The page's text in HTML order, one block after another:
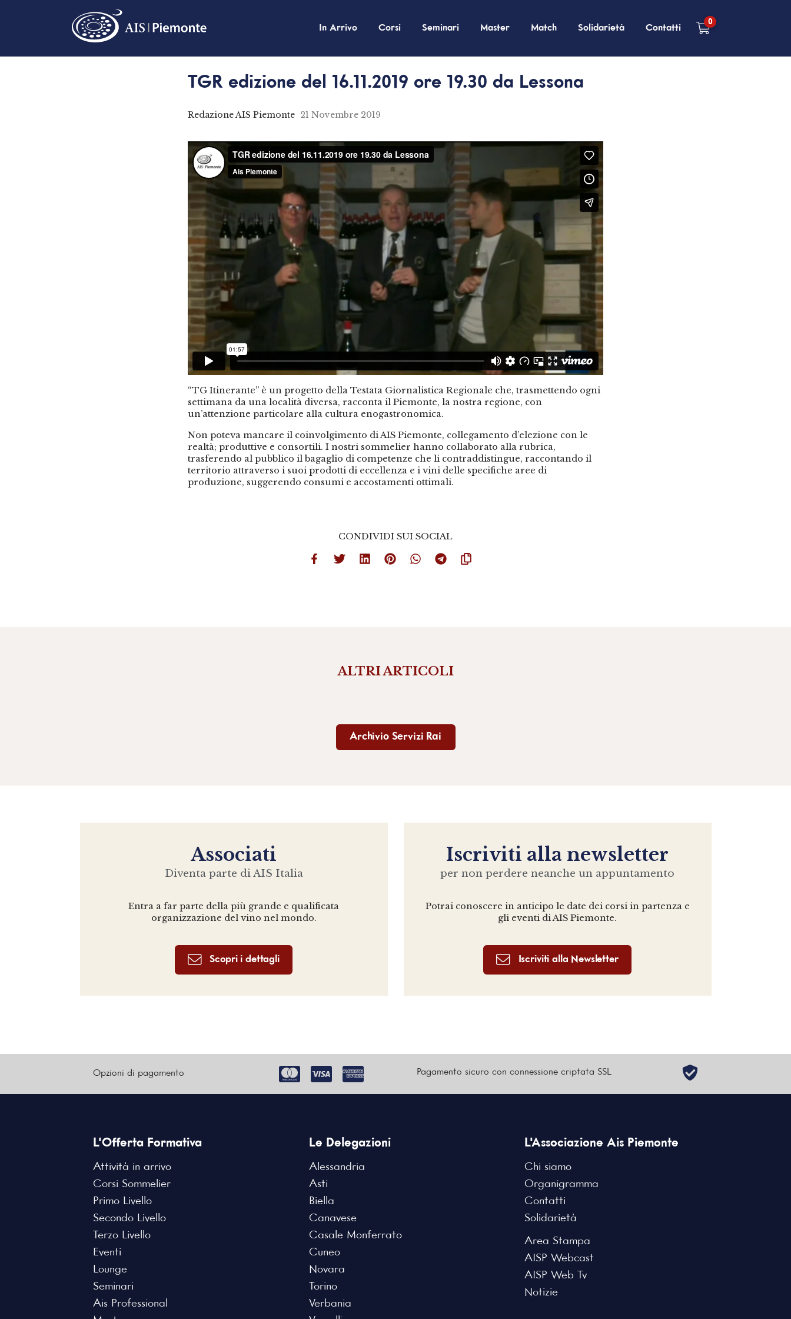
In Arrivo Corsi Seminari Master Match Solidarietà Contatti
0
TGR edizione del 16.11.2019 ore 19.30 da Lessona
Redazione AIS Piemonte 21 Novembre 2019
“TG Itinerante” è un progetto della Testata Giornalistica Regionale che, trasmettendo ogni
settimana da una località diversa, racconta il Piemonte, la nostra regione, con
un’attenzione particolare alla cultura enogastronomica.
Non poteva mancare il coinvolgimento di AIS Piemonte, collegamento d’elezione con le
realtà; produttive e consortili. I nostri sommelier hanno collaborato alla rubrica,
trasferendo al pubblico il bagaglio di competenze che li contraddistingue, raccontando il
territorio attraverso i suoi prodotti di eccellenza e i vini delle specifiche aree di
produzione, suggerendo consumi e accostamenti ottimali.
CONDIVIDI SUI SOCIAL
ALTRI ARTICOLI
Archivio Servizi Rai
Associati
Diventa parte di AIS Italia
Entra a far parte della più grande e qualificata
organizzazione del vino nel mondo.
Scopri i dettagli
Iscriviti alla newsletter
per non perdere neanche un appuntamento
Potrai conoscere in anticipo le date dei corsi in partenza e
gli eventi di AIS Piemonte.
Iscriviti alla Newsletter
Opzioni di pagamento Pagamento sicuro con connessione criptata SSL
L'Offerta Formativa
Attività in arrivo
Corsi Sommelier
Primo Livello
Secondo Livello
Terzo Livello
Eventi
Lounge
Seminari
Ais Professional
Le Delegazioni
Alessandria
Asti
Biella
Canavese
Casale Monferrato
Cuneo
Novara
Torino
Verbania
L'Associazione Ais Piemonte
Chi siamo
Organigramma
Contatti
Solidarietà
Area Stampa
AISP Webcast
AISP Web Tv
Notizie